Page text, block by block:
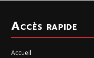
Accès rapide
Accueil